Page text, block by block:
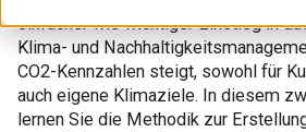
einfacher wie wichtiger Einstieg in
Klima- und
CO2-Kennzahlen steigt, sowohl für
auch eigene Klimaziele. In diesem
lernen Sie die Methodik zur